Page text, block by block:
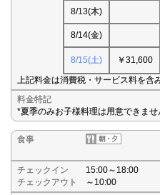
8/13(木)
8/14(金)
8/15(土) ￥31,600
上記料金は消費税・サービス料を含
料金特記
*夏季のみお子様料理は用意できませ
食事
チェックイン
15:00～18:00
チェックアウト
～10:00